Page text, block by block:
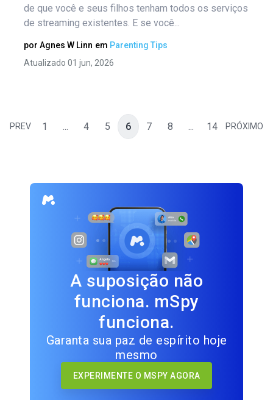
de que você e seus filhos tenham todos os serviços
de streaming existentes. E se você...
por Agnes W Linn em Parenting Tips
Atualizado 01 jun, 2026
PREV 1 ... 4 5 6 7 8 ... 14 PRÓXIMO
A suposição não
funciona. mSpy
funciona.
Garanta sua paz de espírito hoje
mesmo
EXPERIMENTE O MSPY AGORA